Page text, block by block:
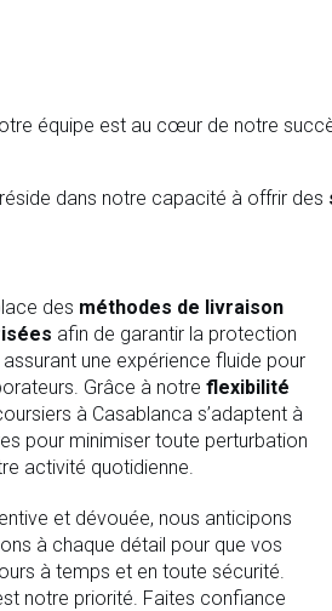
équipe est au cœur de notre
dans notre capacité à offrir des
des méthodes de livraison
afin de garantir la protection
une expérience fluide pour
Grâce à notre flexibilité
à Casablanca s’adaptent à
pour minimiser toute perturbation
activité quotidienne.
et dévouée, nous anticipons
à chaque détail pour que vos
à temps et en toute sécurité.
notre priorité. Faites confiance